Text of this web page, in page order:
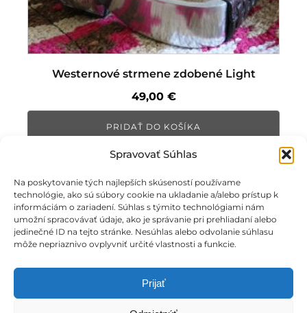
Spravovať Súhlas
Na poskytovanie tých najlepších skúseností používame
technológie, ako sú súbory cookie na ukladanie a/alebo prístup k
informáciám o zariadení. Súhlas s týmito technológiami nám
umožní spracovávať údaje, ako je správanie pri prehliadaní alebo
jedinečné ID na tejto stránke. Nesúhlas alebo odvolanie súhlasu
môže nepriaznivo ovplyvniť určité vlastnosti a funkcie.
Prijať
Westernové strmene zdobené Light
49,00 €
PRIDAŤ DO KOŠÍKA